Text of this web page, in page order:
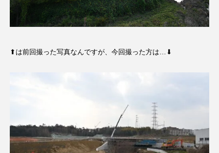
⬆︎は前回撮った写真なんですが、今回撮った方は…⬇︎